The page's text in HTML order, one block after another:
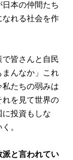
本の仲間たち
なれる社会を作
で皆さんと自民
まんなか」これ
たちの弱みは
を見て世界の
に投資もしな
。
と言われてい